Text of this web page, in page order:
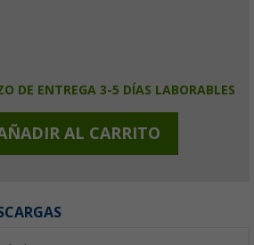
DE ENTREGA 3-5 DÍAS LABORABLES
AL CARRITO